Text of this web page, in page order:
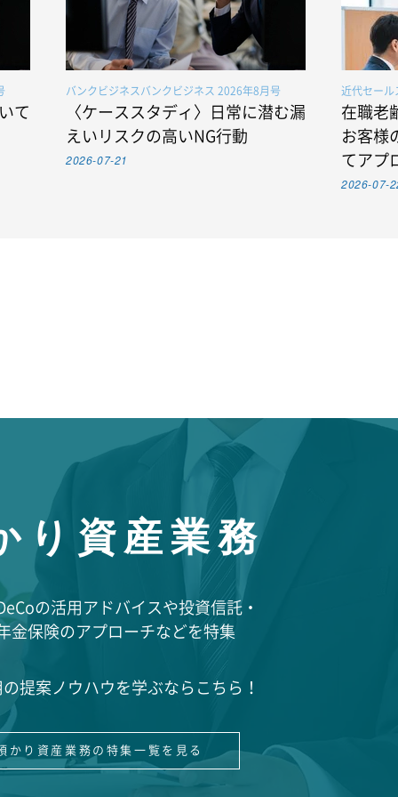
て
バンクビジネスバンクビジネス 2026年8月号
〈ケーススタディ〉日常に潜む漏
えいリスクの高いNG行動
2026-07-21
近代セール
在職老
お客様
てアプ
2026-07-
り資産業務
の活用アドバイスや投資信託・
金保険のアプローチなどを特集
提案ノウハウを学ぶならこちら！
かり資産業務の特集一覧を見る